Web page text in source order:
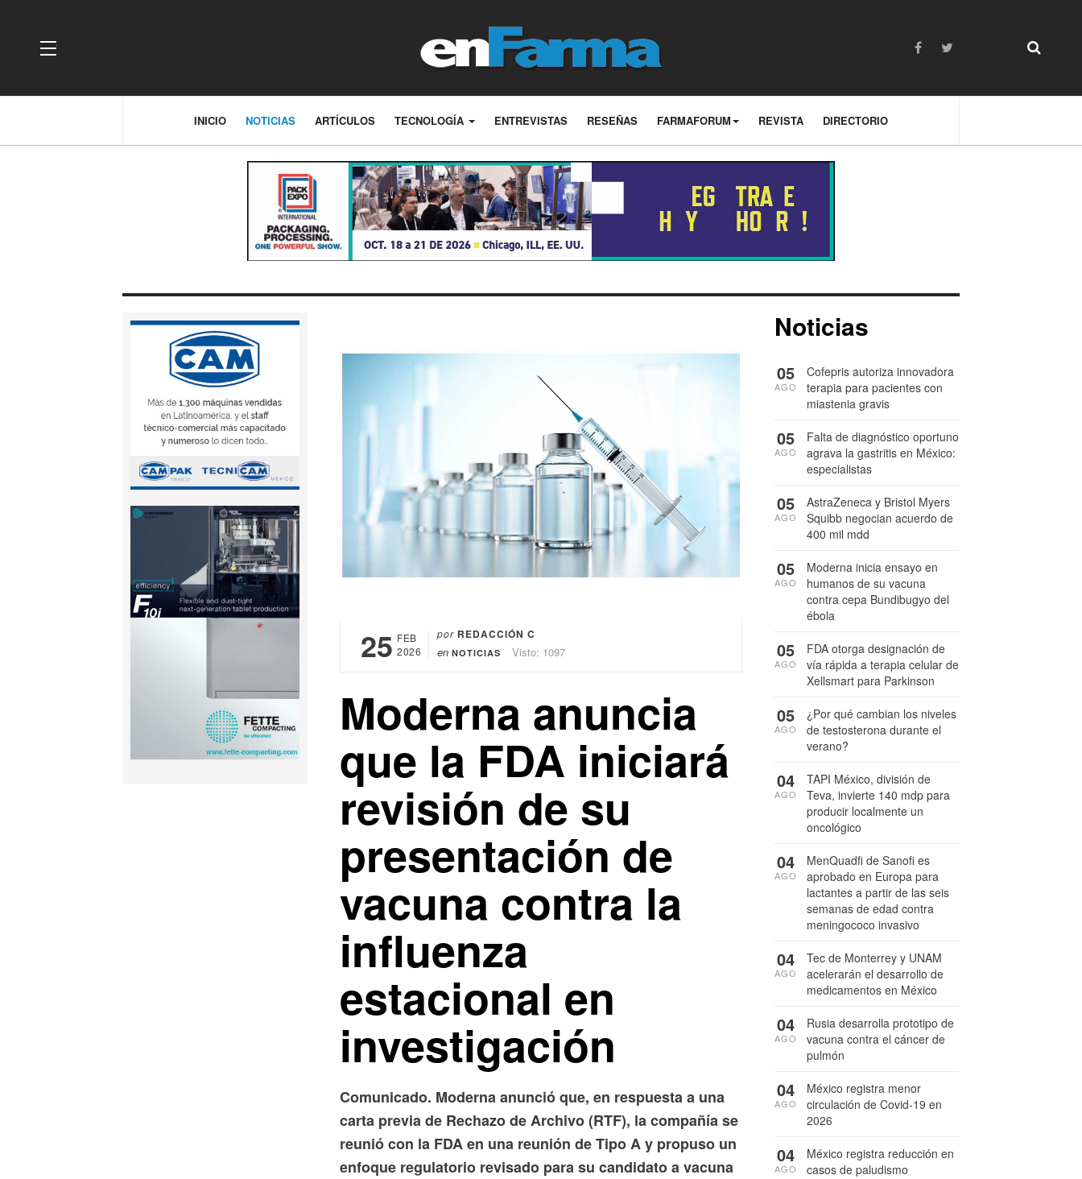
OFF CANVAS
INICIO NOTICIAS ARTÍCULOS TECNOLOGÍA ENTREVISTAS RESEÑAS FARMAFORUM REVISTA DIRECTORIO
25 FEB
2026
por REDACCIÓN C
en NOTICIAS Visto: 1097
Moderna anuncia
que la FDA iniciará
revisión de su
presentación de
vacuna contra la
influenza
estacional en
investigación
Comunicado. Moderna anunció que, en respuesta a una
carta previa de Rechazo de Archivo (RTF), la compañía se
reunió con la FDA en una reunión de Tipo A y propuso un
enfoque regulatorio revisado para su candidato a vacuna
Noticias
Cofepris autoriza innovadora
terapia para pacientes con
miastenia gravis
05
AGO
Falta de diagnóstico oportuno
agrava la gastritis en México:
especialistas
05
AGO
AstraZeneca y Bristol Myers
Squibb negocian acuerdo de
400 mil mdd
05
AGO
Moderna inicia ensayo en
humanos de su vacuna
contra cepa Bundibugyo del
ébola
05
AGO
FDA otorga designación de
vía rápida a terapia celular de
Xellsmart para Parkinson
05
AGO
¿Por qué cambian los niveles
de testosterona durante el
verano?
05
AGO
TAPI México, división de
Teva, invierte 140 mdp para
producir localmente un
oncológico
04
AGO
MenQuadfi de Sanofi es
aprobado en Europa para
lactantes a partir de las seis
semanas de edad contra
meningococo invasivo
04
AGO
Tec de Monterrey y UNAM
acelerarán el desarrollo de
medicamentos en México
04
AGO
Rusia desarrolla prototipo de
vacuna contra el cáncer de
pulmón
04
AGO
México registra menor
circulación de Covid-19 en
2026
04
AGO
México registra reducción en
casos de paludismo
04
AGO